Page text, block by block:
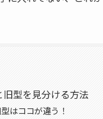
型を見分ける方法
はココが違う！